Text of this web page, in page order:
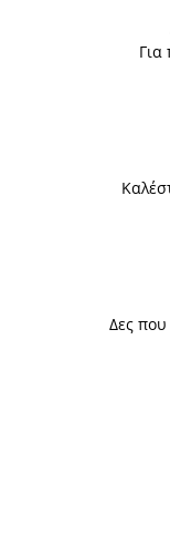
Για
Δες που